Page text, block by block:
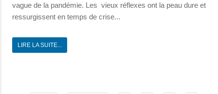
vague de la pandémie. Les vieux réflexes ont la peau dure et
ressurgissent en temps de crise...
LIRE LA SUITE...